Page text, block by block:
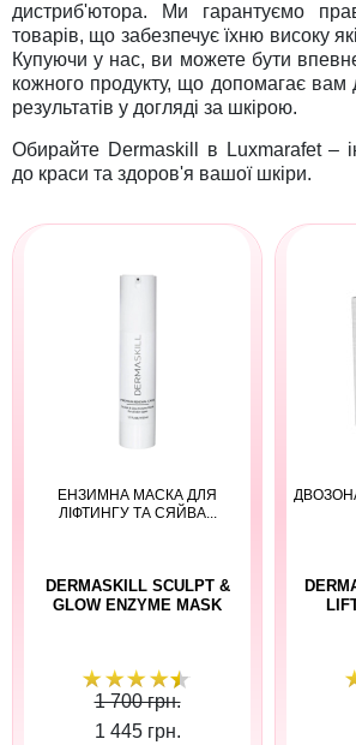
дистриб'ютора. Ми гарантуємо
товарів, що забезпечує їхню високу
Купуючи у нас, ви можете бути
кожного продукту, що допомагає вам
результатів у догляді за шкірою.
Обирайте Dermaskill в Luxmarafet –
до краси та здоров'я вашої шкіри.
ЕНЗИМНА МАСКА ДЛЯ
ЛІФТИНГУ ТА СЯЙВА...
DERMASKILL SCULPT &
GLOW ENZYME MASK
1 700 грн.
1 445 грн.